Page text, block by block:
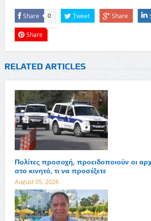
Share 0 Tweet Share
Share
RELATED ARTICLES
Πολίτες προσοχή, προειδοποιούν οι
στο κινητό, τι να προσέξετε
August 05, 2026